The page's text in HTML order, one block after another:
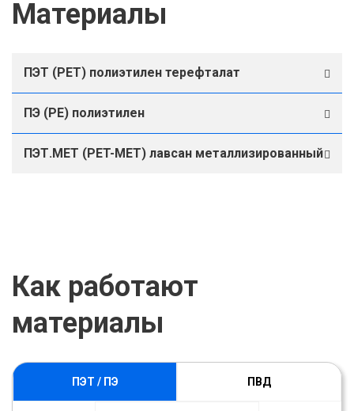
Материалы
ПЭТ (PET) полиэтилен терефталат
ПЭ (PE) полиэтилен
ПЭТ.МЕТ (PET-МЕТ) лавсан металлизированный
Как работают
материалы
ПЭТ / ПЭ ПВД